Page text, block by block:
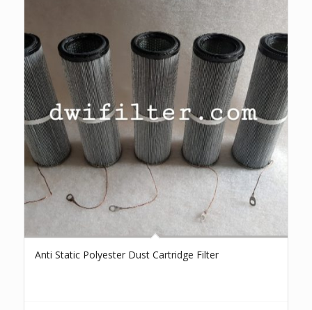
Anti Static Polyester Dust Cartridge Filter